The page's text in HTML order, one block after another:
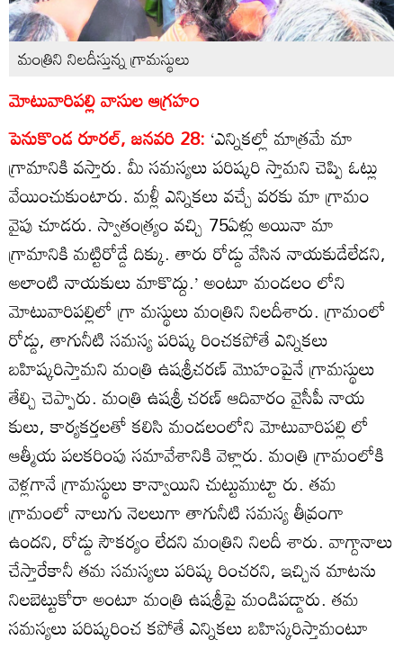
మంత్రిని నిలదీస్తున్న గ్రామస్థులు
మోటువారిపల్లి వాసుల ఆగ్రహం
పెనుకొండ రూరల్‌, జనవరి 28: ‘ఎన్నికల్లో మాత్రమే మా
గ్రామానికి వస్తారు. మీ సమస్యలు పరిష్కరి స్తామని చెప్పి ఓట్లు
వేయించుకుంటారు. మళ్లీ ఎన్నికలు వచ్చే వరకు మా గ్రామం
వైపు చూడరు. స్వాతంత్య్రం వచ్చి 75ఏళ్లు అయినా మా
గ్రామానికి మట్టిరోడ్డే దిక్కు. తారు రోడ్డు వేసిన నాయకుడేలేడని,
అలాంటి నాయకులు మాకొద్దు.’ అంటూ మండలం లోని
మోటువారిపల్లిలో గ్రా మస్థులు మంత్రిని నిలదీశారు. గ్రామంలో
రోడ్డు, తాగునీటి సమస్య పరిష్క రించకపోతే ఎన్నికలు
బహిష్కరిస్తామని మంత్రి ఉషశ్రీచరణ్‌ మొహంపైనే గ్రామస్థులు
తేల్చి చెప్పారు. మంత్రి ఉషశ్రీ చరణ్‌ ఆదివారం వైసీపీ నాయ
కులు, కార్యకర్తలతో కలిసి మండలంలోని మోటువారిపల్లి లో
ఆత్మీయ పలకరింపు సమావేశానికి వెళ్లారు. మంత్రి గ్రామంలోకి
వెళ్లగానే గ్రామస్థులు కాన్వాయిని చుట్టుముట్టా రు. తమ
గ్రామంలో నాలుగు నెలలుగా తాగునీటి సమస్య తీవ్రంగా
ఉందని, రోడ్డు సౌకర్యం లేదని మంత్రిని నిలదీ శారు. వాగ్దానాలు
చేస్తారేకానీ తమ సమస్యలు పరిష్క రించరని, ఇచ్చిన మాటను
నిలబెట్టుకోరా అంటూ మంత్రి ఉషశ్రీపై మండిపడ్డారు. తమ
సమస్యలు పరిష్కరించ కపోతే ఎన్నికలు బహిస్కరిస్తామంటూ